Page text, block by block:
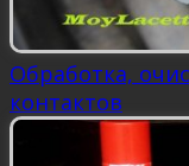
Обработка,
контактов